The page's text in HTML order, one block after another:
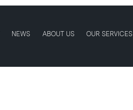
NEWS ABOUT US OUR SERVICES